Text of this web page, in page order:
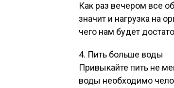
Как раз вечером все
значит и нагрузка на
чего нам будет
4. Пить больше воды
Привыкайте пить не
воды необходимо